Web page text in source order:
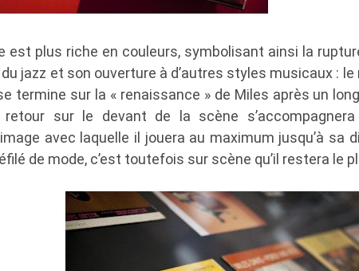
est plus riche en couleurs, symbolisant ainsi la
jazz et son ouverture à d’autres styles musicaux : le
termine sur la « renaissance » de Miles après un
retour sur le devant de la scène s’accompagnera
avec laquelle il jouera au maximum jusqu’à sa
de mode, c’est toutefois sur scène qu’il restera le